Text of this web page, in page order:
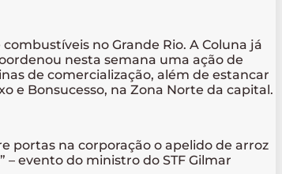
no Grande Rio. A Coluna já
nesta semana uma ação de
de comercialização, além de estancar
e Bonsucesso, na Zona Norte da capital.
portas na corporação o apelido de arroz
– evento do ministro do STF Gilmar